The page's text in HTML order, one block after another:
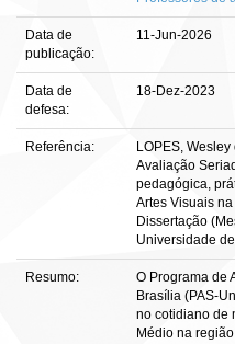
Data de
publicação:
11-Jun-2026
Data de
defesa:
18-Dez-2023
Referência:
LOPES,
Avaliação
pedagógica,
Artes Visuais
Dissertação
Universidade
Resumo:
O Programa de
Brasília (PAS-
no cotidiano de
Médio na